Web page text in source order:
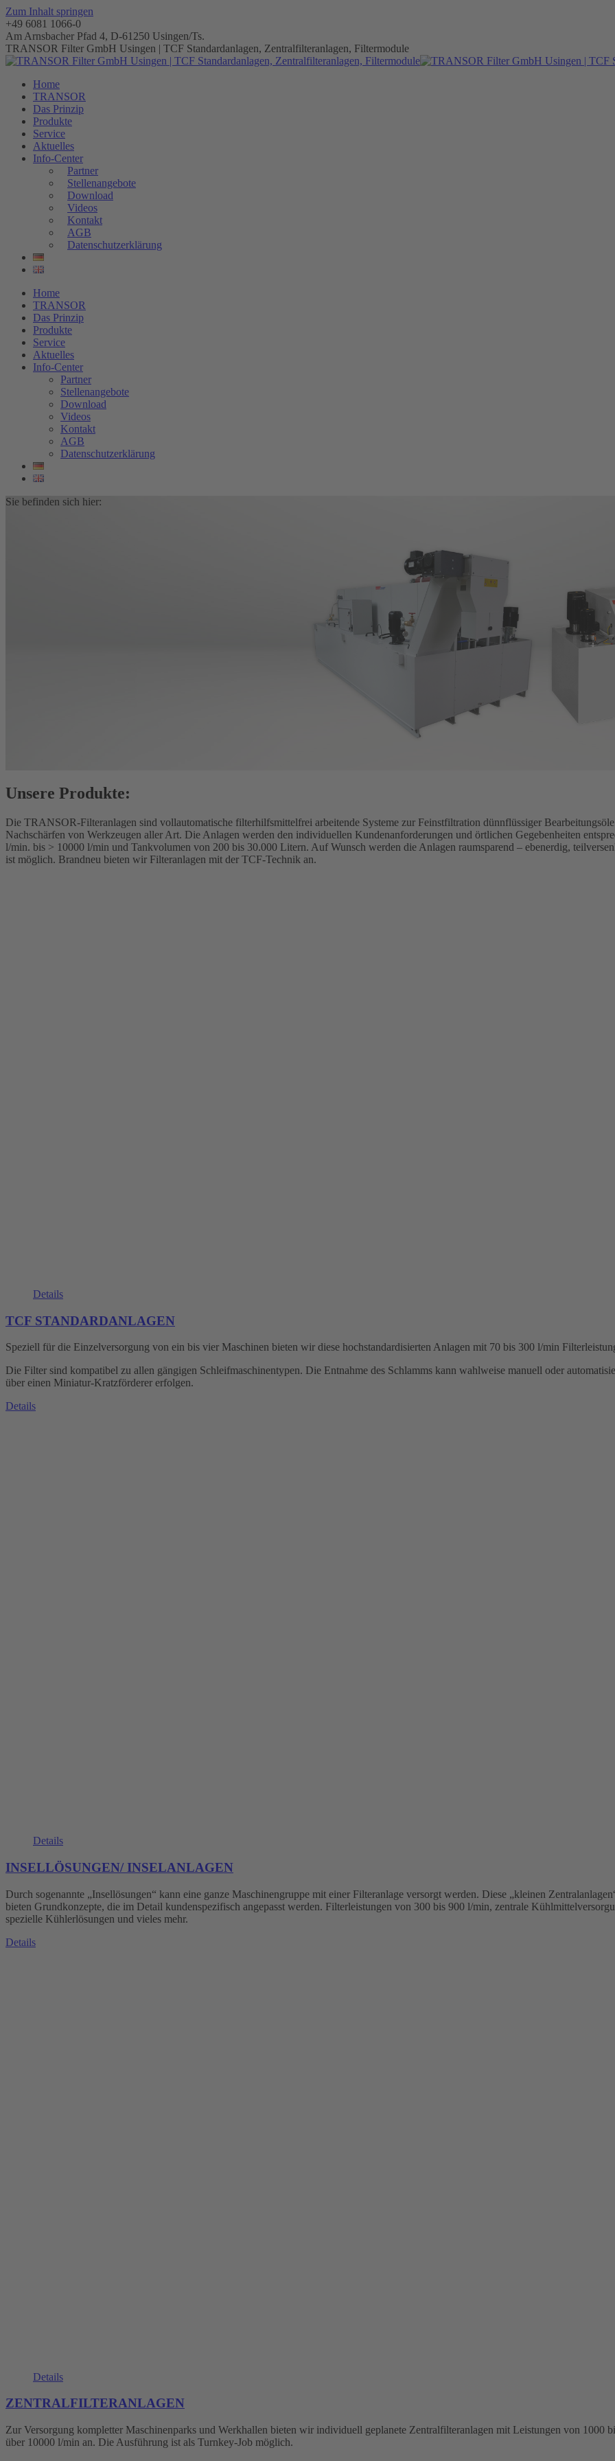
Zum Inhalt springen
+49 6081 1066-0
Am Arnsbacher Pfad 4, D-61250 Usingen/Ts.
TRANSOR Filter GmbH Usingen | TCF Standardanlagen, Zentralfilteranlagen, Filtermodule
Home
TRANSOR
Das Prinzip
Produkte
Service
Aktuelles
Info-Center
Partner
Stellenangebote
Download
Videos
Kontakt
AGB
Datenschutzerklärung
Home
TRANSOR
Das Prinzip
Produkte
Service
Aktuelles
Info-Center
Partner
Stellenangebote
Download
Videos
Kontakt
AGB
Datenschutzerklärung
Sie befinden sich hier:
Unsere Produkte:
Die TRANSOR-Filteranlagen sind vollautomatische filterhilfsmittelfrei arbeitende Systeme zur Feinstfiltration dünnflüssiger
Nachschärfen von Werkzeugen aller Art. Die Anlagen werden den individuellen Kundenanforderungen und örtlichen Gegebenheiten
l/min. bis > 10000 l/min und Tankvolumen von 200 bis 30.000 Litern. Auf Wunsch werden die Anlagen raumsparend – ebenerdig,
ist möglich. Brandneu bieten wir Filteranlagen mit der TCF-Technik an.
Details
TCF STANDARDANLAGEN
Speziell für die Einzelversorgung von ein bis vier Maschinen bieten wir diese hochstandardisierten Anlagen mit 70 bis 300 l/min
Die Filter sind kompatibel zu allen gängigen Schleifmaschinentypen. Die Entnahme des Schlamms kann wahlweise manuell oder
über einen Miniatur-Kratzförderer erfolgen.
Details
Details
INSELLÖSUNGEN/ INSELANLAGEN
Durch sogenannte „Insellösungen“ kann eine ganze Maschinengruppe mit einer Filteranlage versorgt werden. Diese „kleinen
bieten Grundkonzepte, die im Detail kundenspezifisch angepasst werden. Filterleistungen von 300 bis 900 l/min, zentrale
spezielle Kühlerlösungen und vieles mehr.
Details
Details
ZENTRALFILTERANLAGEN
Zur Versorgung kompletter Maschinenparks und Werkhallen bieten wir individuell geplanete Zentralfilteranlagen mit Leistungen von 1000
über 10000 l/min an. Die Ausführung ist als Turnkey-Job möglich.